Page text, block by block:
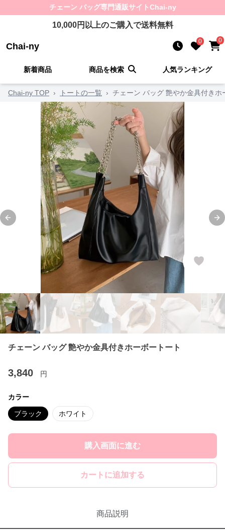
チェーン バッグ専門通販サイトChai-ny
10,000円以上のご購入で送料無料
Chai-ny 0 0
新着商品 商品を検索 人気ランキング
Chai-ny TOP › トートの一覧 › チェーン バッグ 艶やか金具付きホ
Previous slide
チェーン バッグ 艶やか金具付きホーボートート
3,840 円
カラー
ブラック ホワイト
購入画面に進む
カートに追加する
商品説明